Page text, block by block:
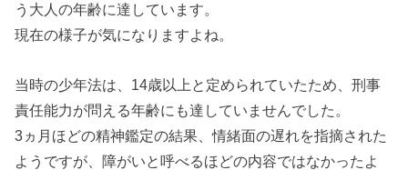
う大人の年齢に達しています。
現在の様子が気になりますよね。
当時の少年法は、14歳以上と定められていたため、刑事
責任能力が問える年齢にも達していませんでした。
3ヵ月ほどの精神鑑定の結果、情緒面の遅れを指摘された
ようですが、障がいと呼べるほどの内容ではなかったよ